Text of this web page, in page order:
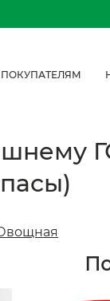
ПОКУПАТЕЛЯМ